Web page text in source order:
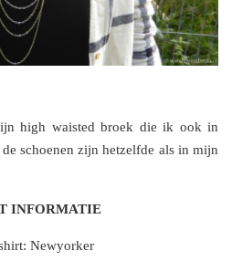
high waisted broek die ik ook in
schoenen zijn hetzelfde als in mijn
INFORMATIE
Newyorker